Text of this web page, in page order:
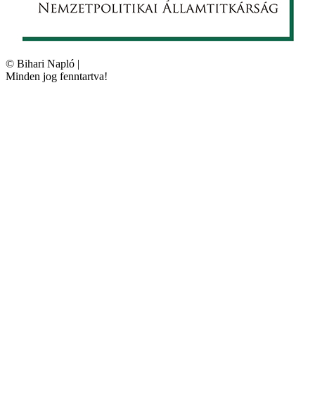
© Bihari Napló |
Minden jog fenntartva!